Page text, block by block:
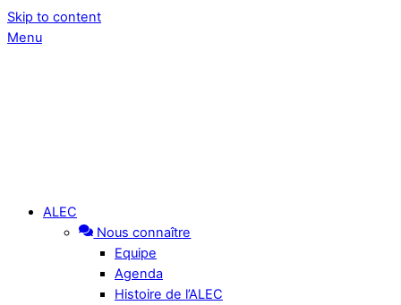
Skip to content
Menu
ALEC
Nous connaître
Equipe
Agenda
Histoire de l’ALEC